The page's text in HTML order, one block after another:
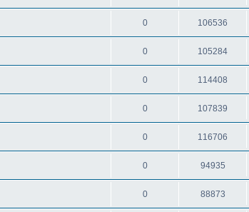
0 106536
0 105284
0 114408
0 107839
0 116706
0 94935
0 88873